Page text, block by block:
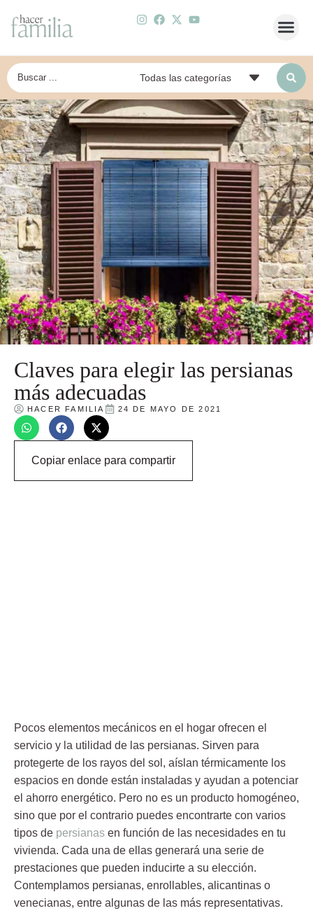
Claves para elegir las persianas
más adecuadas
HACER FAMILIA 24 DE MAYO DE 2021
Copiar enlace para compartir
Pocos elementos mecánicos en el hogar ofrecen el
servicio y la utilidad de las persianas. Sirven para
protegerte de los rayos del sol, aíslan térmicamente los
espacios en donde están instaladas y ayudan a potenciar
el ahorro energético. Pero no es un producto homogéneo,
sino que por el contrario puedes encontrarte con varios
tipos de persianas en función de las necesidades en tu
vivienda. Cada una de ellas generará una serie de
prestaciones que pueden inducirte a su elección.
Contemplamos persianas, enrollables, alicantinas o
venecianas, entre algunas de las más representativas.